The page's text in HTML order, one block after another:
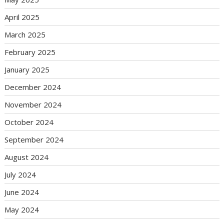
April 2025
March 2025
February 2025
January 2025
December 2024
November 2024
October 2024
September 2024
August 2024
July 2024
June 2024
May 2024